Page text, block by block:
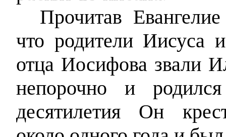
Прочитав
что родители Иисуса
отца Иосифова звали
непорочно и
десятилетия Он